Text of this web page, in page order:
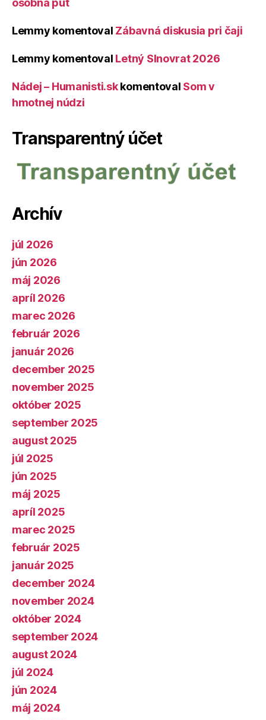
osobná púť
Lemmy komentoval Zábavná diskusia pri čaji
Lemmy komentoval Letný Slnovrat 2026
Nádej – Humanisti.skkomentoval Som v
hmotnej núdzi
Transparentný účet
Archív
júl 2026
jún 2026
máj 2026
apríl 2026
marec 2026
február 2026
január 2026
december 2025
november 2025
október 2025
september 2025
august 2025
júl 2025
jún 2025
máj 2025
apríl 2025
marec 2025
február 2025
január 2025
december 2024
november 2024
október 2024
september 2024
august 2024
júl 2024
jún 2024
máj 2024